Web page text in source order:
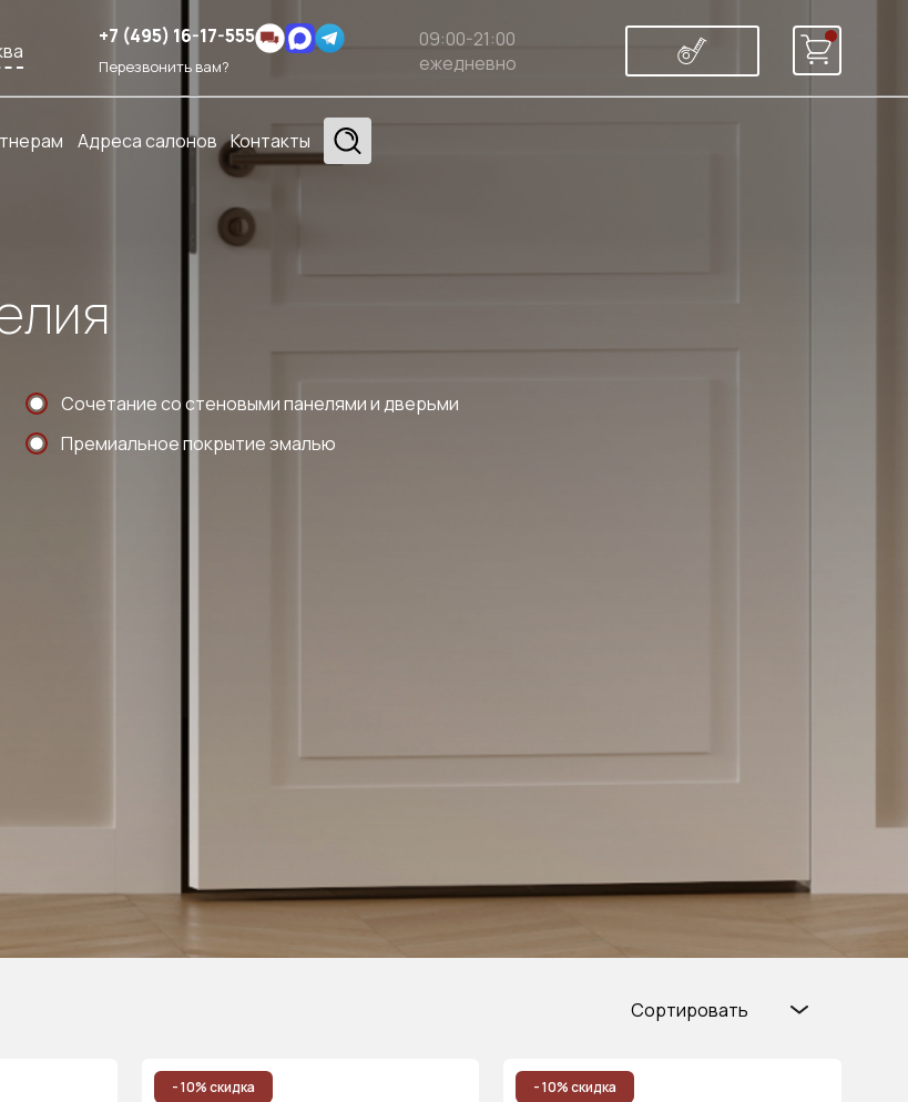
+7 (495) 16-17-555
Перезвонить вам?
09:00-21:00
ежедневно
Адреса салонов Контакты
Сочетание со стеновыми панелями и дверьми
Премиальное покрытие эмалью
Сортировать
- 10% скидка - 10% скидка